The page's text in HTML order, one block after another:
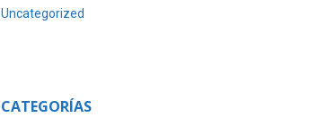
Uncategorized
CATEGORÍAS